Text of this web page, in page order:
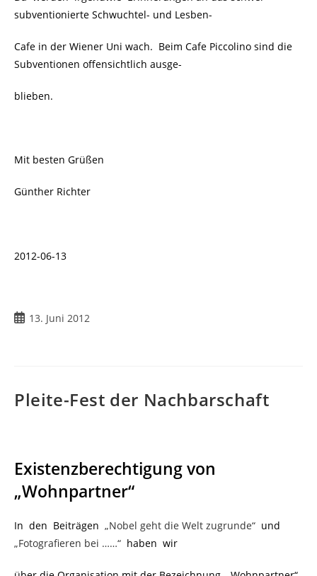
subventionierte Schwuchtel- und Lesben-
Cafe in der Wiener Uni wach. Beim Cafe Piccolino sind die
Subventionen offensichtlich ausge-
blieben.
Mit besten Grüßen
Günther Richter
2012-06-13
Beitrag13. Juni 2012
Pleite-Fest der Nachbarschaft
Existenzberechtigung von
„Wohnpartner“
In den Beiträgen „Nobel geht die Welt zugrunde“ und
„Fotografieren bei ……“ haben wir